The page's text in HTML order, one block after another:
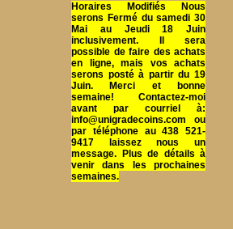
Horaires Modifiés Nous
serons Fermé du samedi 30
Mai au Jeudi 18 Juin
inclusivement. Il sera
possible de faire des achats
en ligne, mais vos achats
serons posté à partir du 19
Juin. Merci et bonne
semaine! Contactez-moi
avant par courriel à:
info@unigradecoins.com ou
par téléphone au 438 521-
9417 laissez nous un
message. Plus de détails à
venir dans les prochaines
semaines.